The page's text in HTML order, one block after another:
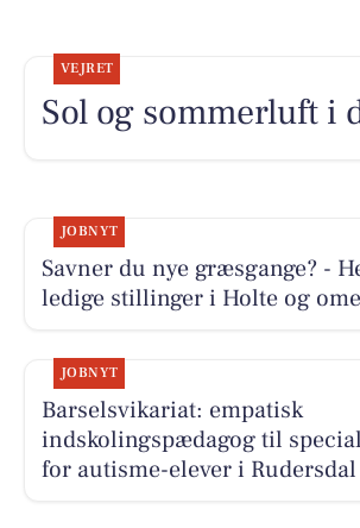
VEJRET
Sol og sommerluft i
JOBNYT
Savner du nye græsgange? -
ledige stillinger i Holte og
JOBNYT
Barselsvikariat: empatisk
indskolingspædagog til
for autisme-elever i